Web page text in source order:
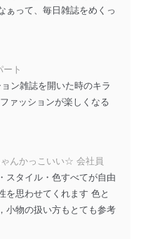
の継続的改善
トレビューの機会を通
システムを継続的に改
す。
報保護マネジメントシ
ついては以下までご連
だきます。
個人情報問い合わせ
ぁって、毎日雑誌をめくっ
ート
ン雑誌を開いた時のキラ
ァッションが楽しくなる
んかっこいい☆ 会社員
スタイル・色すべてが自由
を思わせてくれます 色と
小物の扱い方もとても参考